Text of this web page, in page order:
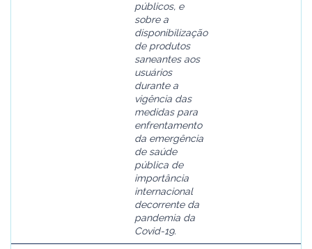
públicos, e
sobre a
disponibilização
de produtos
saneantes aos
usuários
durante a
vigência das
medidas para
enfrentamento
da emergência
de saúde
pública de
importância
internacional
decorrente da
pandemia da
Covid-19.